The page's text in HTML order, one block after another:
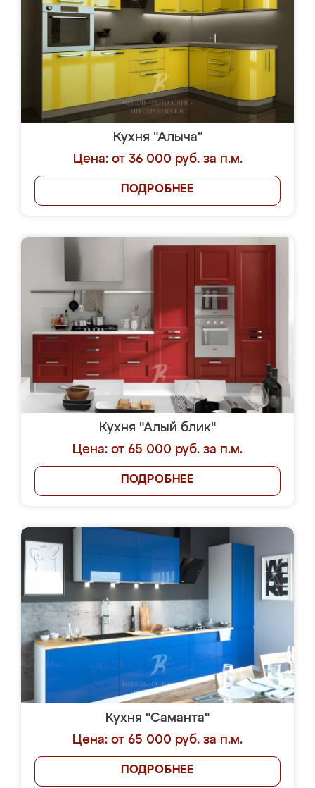
Кухня "Алыча"
Цена: от 36 000 руб. за п.м.
ПОДРОБНЕЕ
Кухня "Алый блик"
Цена: от 65 000 руб. за п.м.
ПОДРОБНЕЕ
Кухня "Саманта"
Цена: от 65 000 руб. за п.м.
ПОДРОБНЕЕ